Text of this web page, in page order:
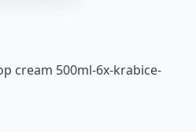
cream 500ml-6x-krabice-